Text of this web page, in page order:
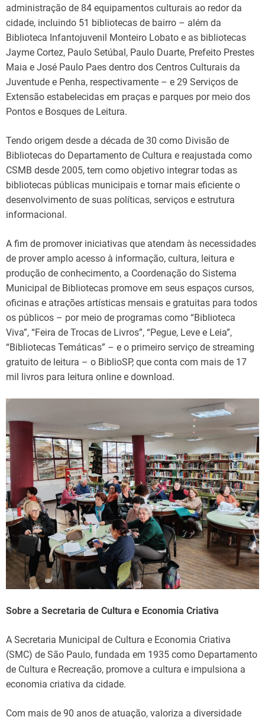
administração de 84 equipamentos culturais ao redor da
cidade, incluindo 51 bibliotecas de bairro – além da
Biblioteca Infantojuvenil Monteiro Lobato e as bibliotecas
Jayme Cortez, Paulo Setúbal, Paulo Duarte, Prefeito Prestes
Maia e José Paulo Paes dentro dos Centros Culturais da
Juventude e Penha, respectivamente – e 29 Serviços de
Extensão estabelecidas em praças e parques por meio dos
Pontos e Bosques de Leitura.
Tendo origem desde a década de 30 como Divisão de
Bibliotecas do Departamento de Cultura e reajustada como
CSMB desde 2005, tem como objetivo integrar todas as
bibliotecas públicas municipais e tornar mais eficiente o
desenvolvimento de suas políticas, serviços e estrutura
informacional.
A fim de promover iniciativas que atendam às necessidades
de prover amplo acesso à informação, cultura, leitura e
produção de conhecimento, a Coordenação do Sistema
Municipal de Bibliotecas promove em seus espaços cursos,
oficinas e atrações artísticas mensais e gratuitas para todos
os públicos – por meio de programas como “Biblioteca
Viva”, “Feira de Trocas de Livros”, “Pegue, Leve e Leia”,
“Bibliotecas Temáticas” – e o primeiro serviço de streaming
gratuito de leitura – o BiblioSP, que conta com mais de 17
mil livros para leitura online e download.
Sobre a Secretaria de Cultura e Economia Criativa
A Secretaria Municipal de Cultura e Economia Criativa
(SMC) de São Paulo, fundada em 1935 como Departamento
de Cultura e Recreação, promove a cultura e impulsiona a
economia criativa da cidade.
Com mais de 90 anos de atuação, valoriza a diversidade